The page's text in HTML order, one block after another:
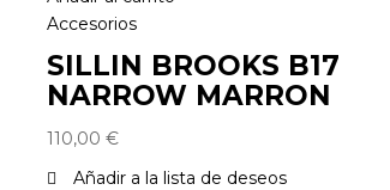
Accesorios
SILLIN BROOKS B17
NARROW MARRON
110,00 €
Añadir a la lista de deseos